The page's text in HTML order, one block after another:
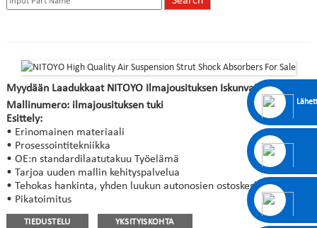
Myydään Laadukkaat NITOYO Ilmajousituksen Iskunvaimentimet
Mallinumero: ilmajousituksen tuki
Esittely:
• Erinomainen materiaali
• Prosessointitekniikka
• OE:n standardilaatutakuu Työelämä
• Tarjoa uuden mallin kehityspalvelua
• Tehokas hankinta, yhden luukun autonosien ostoskeskus
• Pikatoimitus
TIEDUSTELU YKSITYISKOHTA